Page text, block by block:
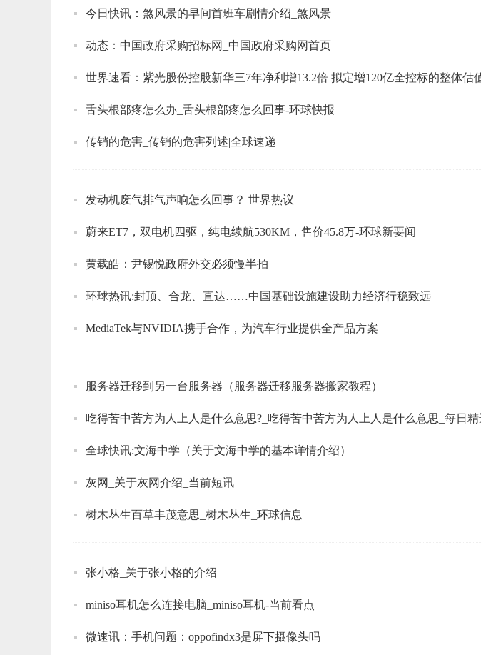
今日快讯：煞风景的早间首班车剧情介绍_煞风景
动态：中国政府采购招标网_中国政府采购网首页
舌头根部疼怎么办_舌头根部疼怎么回事-环球快报
传销的危害_传销的危害列述|全球速递
发动机废气排气声响怎么回事？ 世界热议
蔚来ET7，双电机四驱，纯电续航530KM，售价45.8万-环球新要闻
黄载皓：尹锡悦政府外交必须慢半拍
环球热讯:封顶、合龙、直达……中国基础设施建设助力经济行稳致远
MediaTek与NVIDIA携手合作，为汽车行业提供全产品方案
服务器迁移到另一台服务器（服务器迁移服务器搬家教程）
吃得苦中苦方为人上人是什么意思?_吃得苦中苦方为人上人是什么意思_每日精
全球快讯:文海中学（关于文海中学的基本详情介绍）
灰网_关于灰网介绍_当前短讯
树木丛生百草丰茂意思_树木丛生_环球信息
张小格_关于张小格的介绍
miniso耳机怎么连接电脑_miniso耳机-当前看点
微速讯：手机问题：oppofindx3是屏下摄像头吗